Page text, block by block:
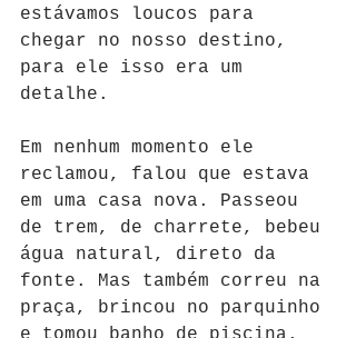
estávamos loucos para
chegar no nosso destino,
para ele isso era um
detalhe.
Em nenhum momento ele
reclamou, falou que estava
em uma casa nova. Passeou
de trem, de charrete, bebeu
água natural, direto da
fonte. Mas também correu na
praça, brincou no parquinho